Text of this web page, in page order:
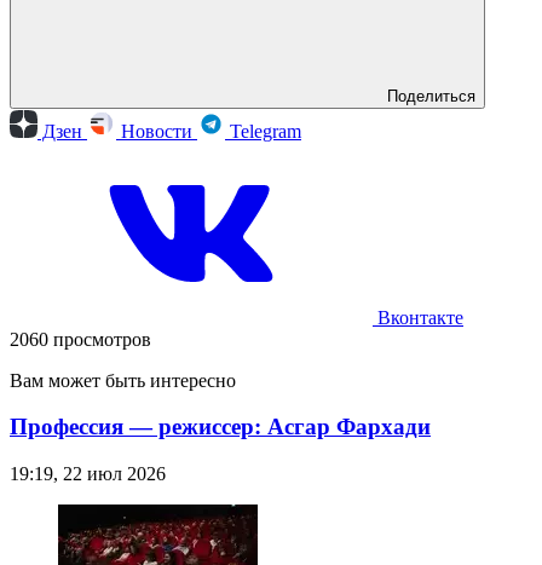
Поделиться
Дзен Новости Telegram
Вконтакте
2060 просмотров
Вам может быть интересно
Профессия — режиссер: Асгар Фархади
19:19, 22 июл 2026